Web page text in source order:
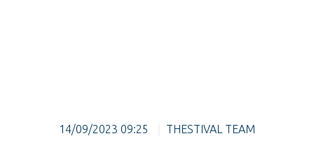
14/09/2023 09:25 THESTIVAL TEAM